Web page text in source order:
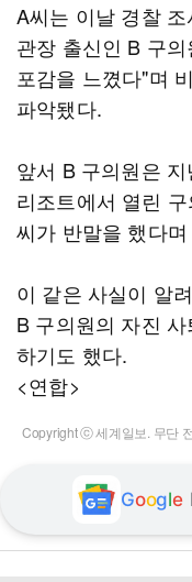
A씨는 이날 경찰
관장 출신인 B 구
포감을 느꼈다"며
파악됐다.
앞서 B 구의원은
리조트에서 열린
씨가 반말을 했다
이 같은 사실이 알
B 구의원의 자진
하기도 했다.
<연합>
Copyright ⓒ 세계일보. 무단
Google